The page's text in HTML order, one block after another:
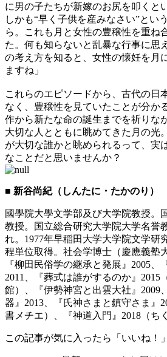
に男の子たちが新嫁のお尻を叩くと
しかも“早く子供を産みなさい”とい
ら。これも月と女性の豊穣性を重ね
た。何も知らないと乱暴な行事に思
の考え方を知ると、女性の懐妊を月
ますね」
これらのエピソードから、古代の日
なく、豊穣性を見ていたことが分か
作から新たな命の誕生までを祈りな
大切な人とともに眺めてきた月の光
が大切な誰かと眺められるって、実
なことだと思いませんか？
■ 新谷尚紀（しんたに・たかのり）
國學院大學文学部及び大学院教授。
教授。国立総合研究大学院大学名誉
れ。1977年早稲田大学大学院文学研
程単位取得。社会学博士（慶應義塾
『柳田民俗学の継承と発展』2005、
2011、『葬式は誰がするのか』2015
館）、『伊勢神宮と出雲大社』2009
器』2013、『氏神さまと鎮守さま』
書メチエ）、『神道入門』2018（ち
この記事が気に入ったら「いいね！